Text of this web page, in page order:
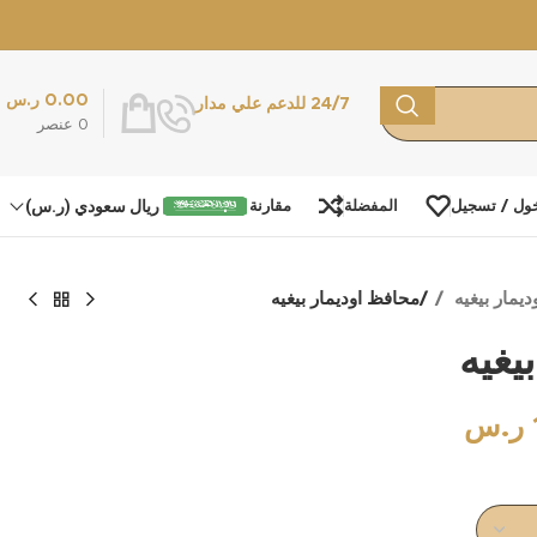
24/7 للدعم علي مدار
0 عنصر
0.00 ر.س
/ تسجيل المفضلة مقارنة ريال سعودي (ر.س)
بيغيه محافظ اوديمار بيغيه
ر.س